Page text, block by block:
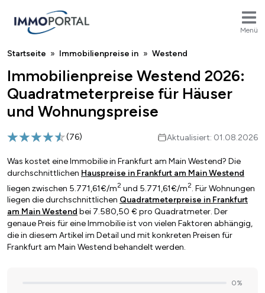
Menü
Breadcrumb
Startseite Immobilienpreise in Westend
Immobilienpreise Westend 2026:
Quadratmeterpreise für Häuser
und Wohnungspreise
(76) Aktualisiert: 01.08.2026
Was kostet eine Immobilie in Frankfurt am Main Westend? Die
durchschnittlichen Hauspreise in Frankfurt am Main Westend
liegen zwischen 5.771,61€/m2 und 5.771,61€/m2. Für Wohnungen
liegen die durchschnittlichen Quadratmeterpreise in Frankfurt
am Main Westend bei 7.580,50 € pro Quadratmeter. Der
genaue Preis für eine Immobilie ist von vielen Faktoren abhängig,
die in diesem Artikel im Detail und mit konkreten Preisen für
Frankfurt am Main Westend behandelt werden.